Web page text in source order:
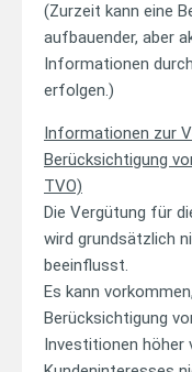
(Zurzeit kann eine
aufbauender, aber
Informationen
erfolgen.)
Informationen zur
Berücksichtigung
TVO)
Die Vergütung für
wird grundsätzlich
beeinflusst.
Es kann
Berücksichtigung
Investitionen höher